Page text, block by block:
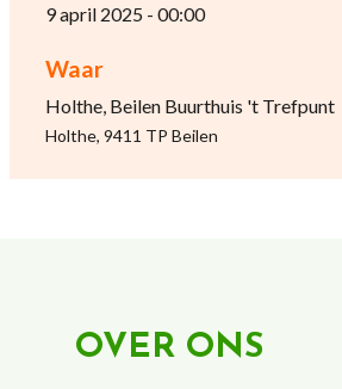
9 april 2025 - 00:00
Waar
Holthe, Beilen Buurthuis 't Trefpunt
Holthe, 9411 TP Beilen
OVER ONS